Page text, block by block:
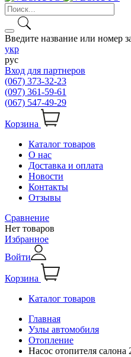
Введите название или номер
укр
рус
Вход для партнеров
(067) 373-32-23
(097) 361-59-61
(067) 547-49-29
Корзина
Каталог товаров
О нас
Доставка и оплата
Новости
Контакты
Отзывы
Сравнение
Нет товаров
Избранное
Войти
Корзина
Каталог товаров
Главная
Узлы автомобиля
Отопление
Насос отопителя